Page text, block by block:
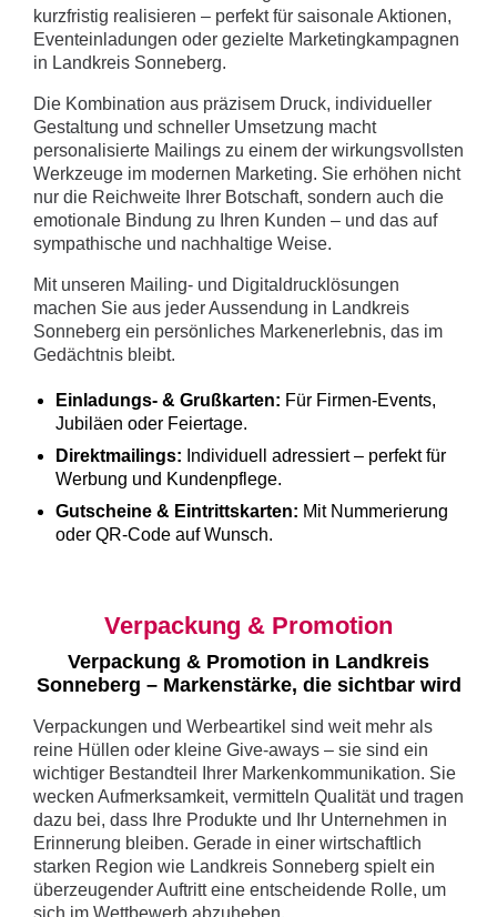
kurzfristig realisieren – perfekt für saisonale Aktionen,
Eventeinladungen oder gezielte Marketingkampagnen
in Landkreis Sonneberg.
Die Kombination aus präzisem Druck, individueller
Gestaltung und schneller Umsetzung macht
personalisierte Mailings zu einem der wirkungsvollsten
Werkzeuge im modernen Marketing. Sie erhöhen nicht
nur die Reichweite Ihrer Botschaft, sondern auch die
emotionale Bindung zu Ihren Kunden – und das auf
sympathische und nachhaltige Weise.
Mit unseren Mailing- und Digitaldrucklösungen
machen Sie aus jeder Aussendung in Landkreis
Sonneberg ein persönliches Markenerlebnis, das im
Gedächtnis bleibt.
Einladungs- & Grußkarten: Für Firmen-Events,
Jubiläen oder Feiertage.
Direktmailings: Individuell adressiert – perfekt für
Werbung und Kundenpflege.
Gutscheine & Eintrittskarten: Mit Nummerierung
oder QR-Code auf Wunsch.
Verpackung & Promotion
Verpackung & Promotion in Landkreis
Sonneberg – Markenstärke, die sichtbar wird
Verpackungen und Werbeartikel sind weit mehr als
reine Hüllen oder kleine Give-aways – sie sind ein
wichtiger Bestandteil Ihrer Markenkommunikation. Sie
wecken Aufmerksamkeit, vermitteln Qualität und tragen
dazu bei, dass Ihre Produkte und Ihr Unternehmen in
Erinnerung bleiben. Gerade in einer wirtschaftlich
starken Region wie Landkreis Sonneberg spielt ein
überzeugender Auftritt eine entscheidende Rolle, um